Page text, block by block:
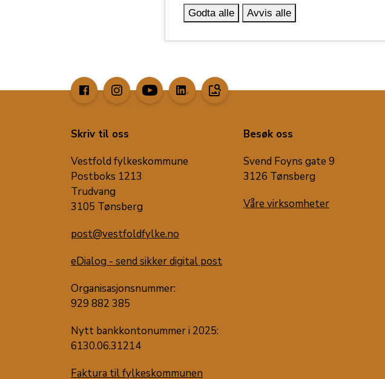
image_search
Skriv til oss
Vestfold fylkeskommune
Postboks 1213
Trudvang
3105 Tønsberg
post@vestfoldfylke.no
eDialog - send sikker digital post
Organisasjonsnummer:
929 882 385
Nytt bankkontonummer i 2025:
6130.06.31214
Faktura til fylkeskommunen
Besøk oss
Svend Foyns gate 9
3126 Tønsberg
Våre virksomheter
Godta alle Avvis alle